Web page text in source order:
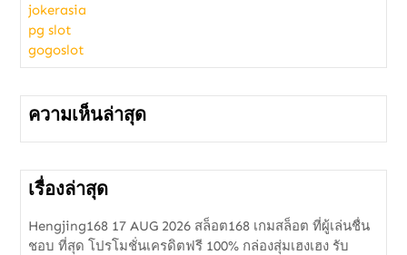
jokerasia
pg slot
gogoslot
ความเห็นล่าสุด
เรื่องล่าสุด
Hengjing168 17 AUG 2026 สล็อต168 เกมสล็อต ที่ผู้เล่นชื่น
ชอบ ที่สุด โปรโมชั่นเครดิตฟรี 100% กล่องสุ่มเฮงเฮง รับ